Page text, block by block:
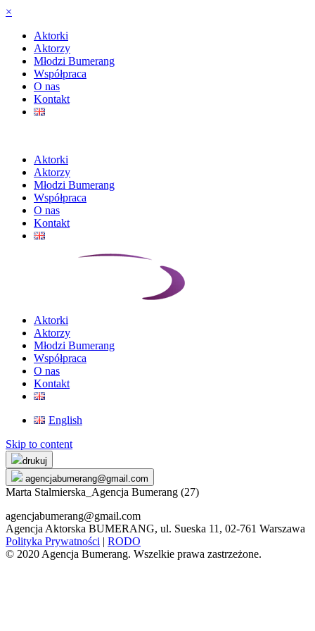
×
Aktorki
Aktorzy
Młodzi Bumerang
Współpraca
O nas
Kontakt
Aktorki
Aktorzy
Młodzi Bumerang
Współpraca
O nas
Kontakt
Aktorki
Aktorzy
Młodzi Bumerang
Współpraca
O nas
Kontakt
English
Skip to content
drukuj
agencjabumerang@gmail.com
Marta Stalmierska_Agencja Bumerang (27)
agencjabumerang@gmail.com
Agencja Aktorska BUMERANG, ul. Sueska 11, 02-761 Warszawa
Polityka Prywatności | RODO
© 2020 Agencja Bumerang. Wszelkie prawa zastrzeżone.